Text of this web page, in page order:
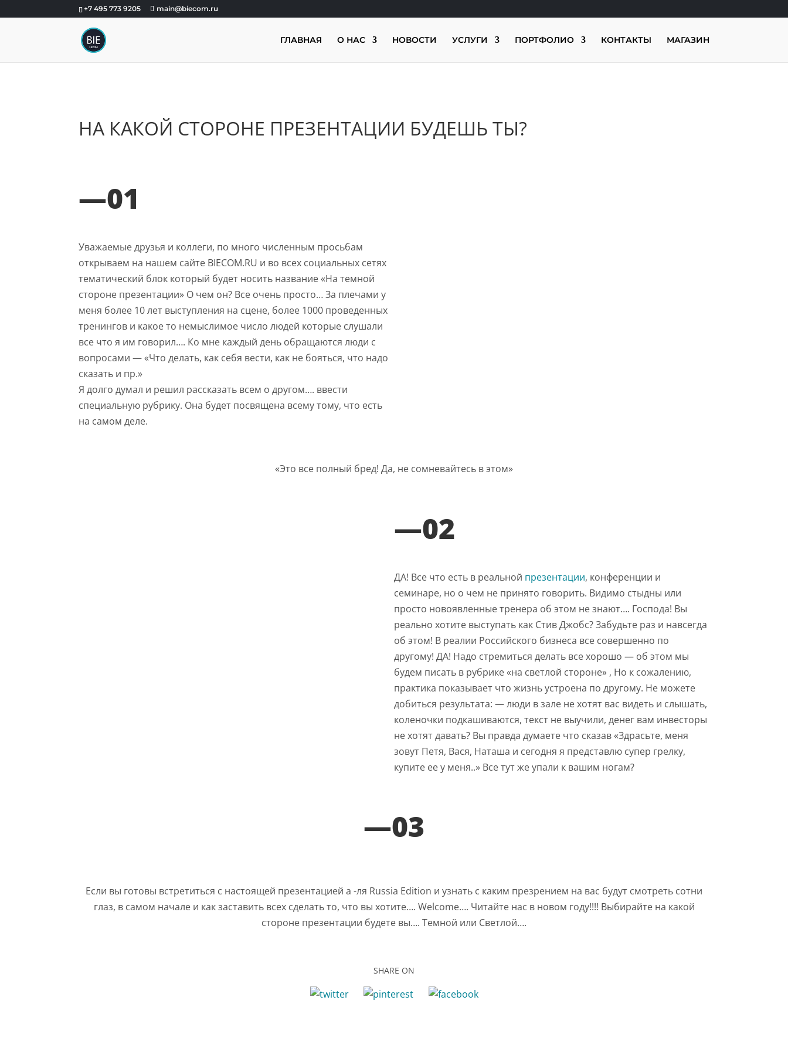
+7 495 773 9205 main@biecom.ru
ГЛАВНАЯ О НАС НОВОСТИ УСЛУГИ ПОРТФОЛИО КОНТАКТЫ МАГАЗИН
НА КАКОЙ СТОРОНЕ ПРЕЗЕНТАЦИИ БУДЕШЬ ТЫ?
—01
Уважаемые друзья и коллеги, по много численным просьбам
открываем на нашем сайте BIECOM.RU и во всех социальных сетях
тематический блок который будет носить название «На темной
стороне презентации» О чем он? Все очень просто… За плечами у
меня более 10 лет выступления на сцене, более 1000 проведенных
тренингов и какое то немыслимое число людей которые слушали
все что я им говорил…. Ко мне каждый день обращаются люди с
вопросами — «Что делать, как себя вести, как не бояться, что надо
сказать и пр.»
Я долго думал и решил рассказать всем о другом…. ввести
специальную рубрику. Она будет посвящена всему тому, что есть
на самом деле.
«Это все полный бред! Да, не сомневайтесь в этом»
—02
ДА! Все что есть в реальной презентации, конференции и
семинаре, но о чем не принято говорить. Видимо стыдны или
просто новоявленные тренера об этом не знают…. Господа! Вы
реально хотите выступать как Стив Джобс? Забудьте раз и навсегда
об этом! В реалии Российского бизнеса все совершенно по
другому! ДА! Надо стремиться делать все хорошо — об этом мы
будем писать в рубрике «на светлой стороне» , Но к сожалению,
практика показывает что жизнь устроена по другому. Не можете
добиться результата: — люди в зале не хотят вас видеть и слышать,
коленочки подкашиваются, текст не выучили, денег вам инвесторы
не хотят давать? Вы правда думаете что сказав «Здрасьте, меня
зовут Петя, Вася, Наташа и сегодня я представлю супер грелку,
купите ее у меня..» Все тут же упали к вашим ногам?
—03
Если вы готовы встретиться с настоящей презентацией а -ля Russia Edition и узнать с каким презрением на вас будут смотреть сотни
глаз, в самом начале и как заставить всех сделать то, что вы хотите…. Welcome…. Читайте нас в новом году!!!! Выбирайте на какой
стороне презентации будете вы…. Темной или Светлой….
SHARE ON